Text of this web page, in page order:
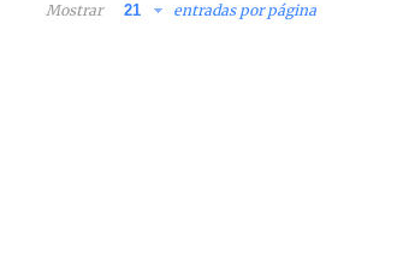
Mostrar
entradas por página